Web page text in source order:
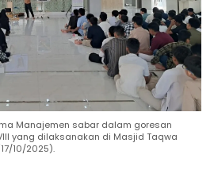
Manajemen sabar dalam goresan
yang dilaksanakan di Masjid Taqwa
10/2025).